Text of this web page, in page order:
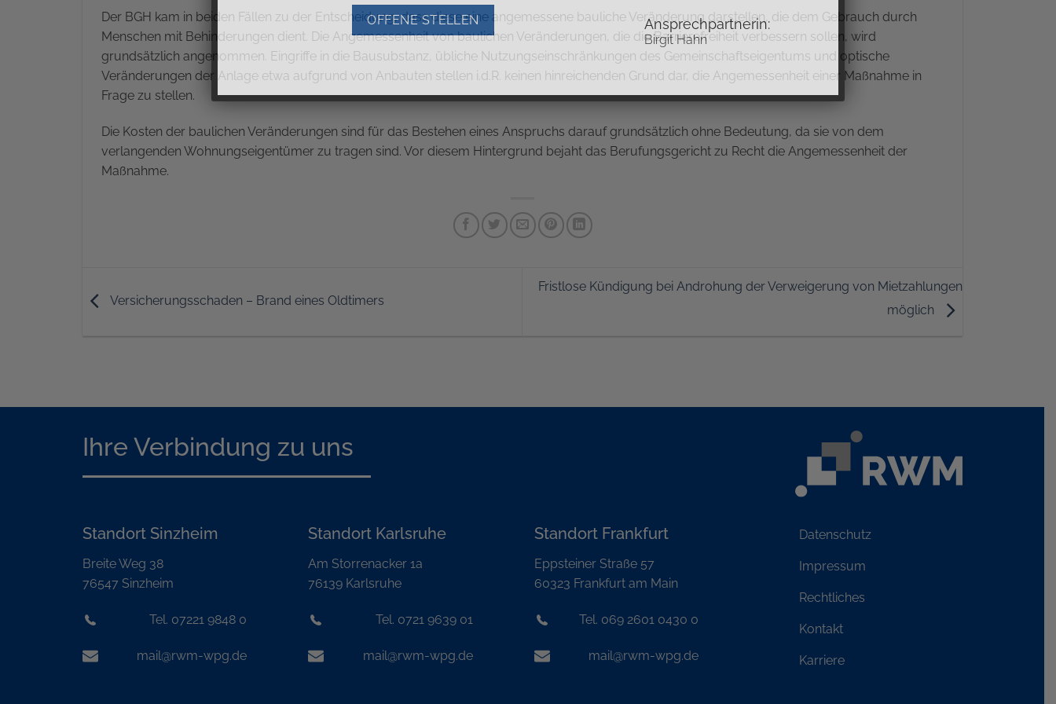
Der BGH kam in beiden Fällen zu der Entscheidung, dass diese eine angemessene bauliche Veränderung darstellen, die dem Gebrauch durch
Menschen mit Behinderungen dient. Die Angemessenheit von baulichen Veränderungen, die die Barrierefreiheit verbessern sollen, wird
grundsätzlich angenommen. Eingriffe in die Bausubstanz, übliche Nutzungseinschränkungen des Gemeinschaftseigentums und optische
Veränderungen der Anlage etwa aufgrund von Anbauten stellen i.d.R. keinen hinreichenden Grund dar, die Angemessenheit einer Maßnahme in
Frage zu stellen.
Die Kosten der baulichen Veränderungen sind für das Bestehen eines Anspruchs darauf grundsätzlich ohne Bedeutung, da sie von dem
verlangenden Wohnungseigentümer zu tragen sind. Vor diesem Hintergrund bejaht das Berufungsgericht zu Recht die Angemessenheit der
Maßnahme.
Versicherungsschaden – Brand eines Oldtimers
Fristlose Kündigung bei Androhung der Verweigerung von Mietzahlungen
möglich
Ihre Verbindung zu uns
Standort Sinzheim
Breite Weg 38
76547 Sinzheim
Tel. 07221 9848 0
mail@rwm-wpg.de
Standort Karlsruhe
Am Storrenacker 1a
76139 Karlsruhe
Tel. 0721 9639 01
mail@rwm-wpg.de
Standort Frankfurt
Eppsteiner Straße 57
60323 Frankfurt am Main
Tel. 069 2601 0430 0
mail@rwm-wpg.de
Datenschutz
Impressum
Rechtliches
Kontakt
Karriere
OFFENE STELLEN Ansprechpartnerin:
Birgit Hahn